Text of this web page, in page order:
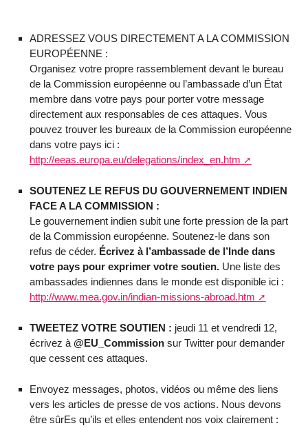
ADRESSEZ VOUS DIRECTEMENT A LA COMMISSION
EUROPÉENNE :
Organisez votre propre rassemblement devant le bureau
de la Commission européenne ou l’ambassade d’un État
membre dans votre pays pour porter votre message
directement aux responsables de ces attaques. Vous
pouvez trouver les bureaux de la Commission européenne
dans votre pays ici :
http://eeas.europa.eu/delegations/index_en.htm
SOUTENEZ LE REFUS DU GOUVERNEMENT INDIEN
FACE A LA COMMISSION :
Le gouvernement indien subit une forte pression de la part
de la Commission européenne. Soutenez-le dans son
refus de céder. Écrivez à l’ambassade de l’Inde dans
votre pays pour exprimer votre soutien.Une liste des
ambassades indiennes dans le monde est disponible ici :
http://www.mea.gov.in/indian-missions-abroad.htm
TWEETEZ VOTRE SOUTIEN : jeudi 11 et vendredi 12,
écrivez à @EU_Commissionsur Twitter pour demander
que cessent ces attaques.
Envoyez messages, photos, vidéos ou même des liens
vers les articles de presse de vos actions. Nous devons
être sûrEs qu’ils et elles entendent nos voix clairement :